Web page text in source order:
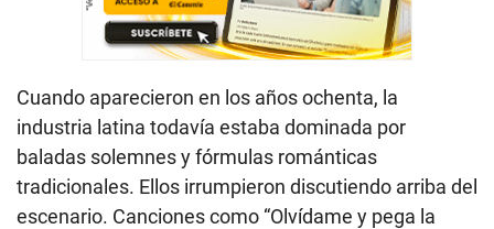
Cuando aparecieron en los años ochenta, la
industria latina todavía estaba dominada por
baladas solemnes y fórmulas románticas
tradicionales. Ellos irrumpieron discutiendo arriba del
escenario. Canciones como “Olvídame y pega la